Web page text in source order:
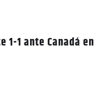
1-1 ante Canadá en